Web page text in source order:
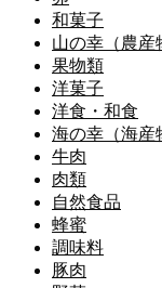
和菓子
山の幸（農産
果物類
洋菓子
洋食・和食
海の幸（海産
牛肉
肉類
自然食品
蜂蜜
調味料
豚肉